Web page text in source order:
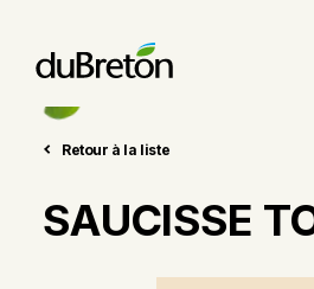
Retour à la liste
SAUCISSE